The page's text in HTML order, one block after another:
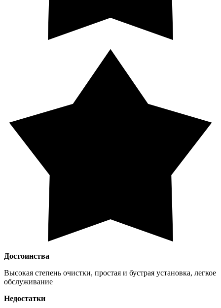
Достоинства
Высокая степень очистки, простая и бустрая установка, легкое
обслуживание
Недостатки